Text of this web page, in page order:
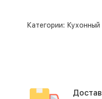
Категории: Кухонный